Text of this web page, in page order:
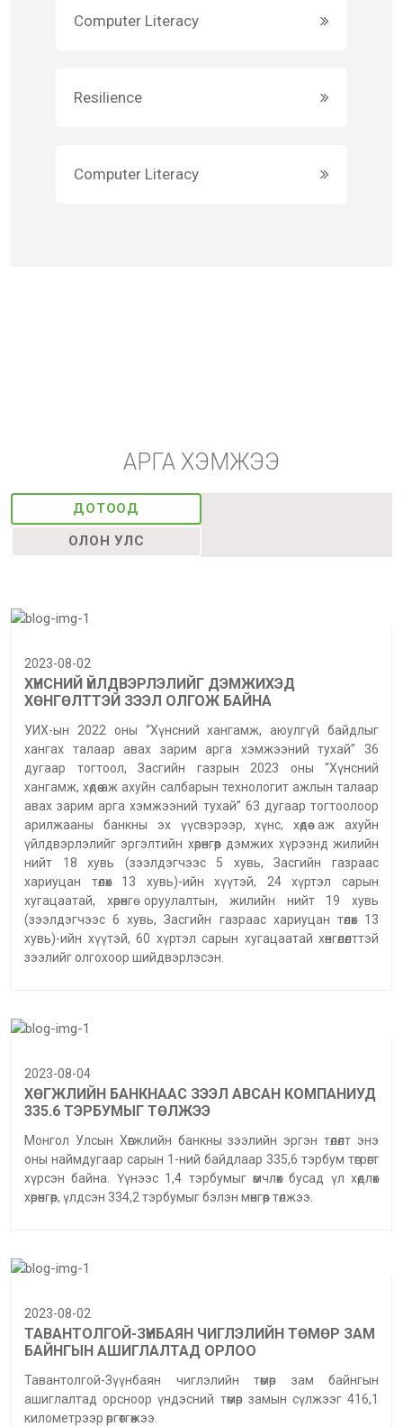
Computer Literacy
Resilience
Computer Literacy
АРГА ХЭМЖЭЭ
ДОТООД
ОЛОН УЛС
2023-08-02
ХҮНСНИЙ ҮЙЛДВЭРЛЭЛИЙГ ДЭМЖИХЭД
ХӨНГӨЛТТЭЙ ЗЭЭЛ ОЛГОЖ БАЙНА
УИХ-ын 2022 оны “Хүнсний хангамж, аюулгүй байдлыг
хангах талаар авах зарим арга хэмжээний тухай” 36
дугаар тогтоол, Засгийн газрын 2023 оны “Хүнсний
хангамж, хөдөө аж ахуйн салбарын технологит ажлын талаар
авах зарим арга хэмжээний тухай” 63 дугаар тогтоолоор
арилжааны банкны эх үүсвэрээр, хүнс, хөдөө аж ахуйн
үйлдвэрлэлийг эргэлтийн хөрөнгөөр дэмжих хүрээнд жилийн
нийт 18 хувь (зээлдэгчээс 5 хувь, Засгийн газраас
хариуцан төлөх 13 хувь)-ийн хүүтэй, 24 хүртэл сарын
хугацаатай, хөрөнгө оруулалтын, жилийн нийт 19 хувь
(зээлдэгчээс 6 хувь, Засгийн газраас хариуцан төлөх 13
хувь)-ийн хүүтэй, 60 хүртэл сарын хугацаатай хөнгөлөлттэй
зээлийг олгохоор шийдвэрлэсэн.
2023-08-04
ХӨГЖЛИЙН БАНКНААС ЗЭЭЛ АВСАН КОМПАНИУД
335.6 ТЭРБУМЫГ ТӨЛЖЭЭ
Монгол Улсын Хөгжлийн банкны зээлийн эргэн төлөлт энэ
оны наймдугаар сарын 1-ний байдлаар 335,6 тэрбум төгрөгт
хүрсэн байна. Үүнээс 1,4 тэрбумыг өмчлөх бусад үл хөдлөх
хөрөнгөөр, үлдсэн 334,2 тэрбумыг бэлэн мөнгөөр төлжээ.
2023-08-02
ТАВАНТОЛГОЙ-ЗҮҮНБАЯН ЧИГЛЭЛИЙН ТӨМӨР ЗАМ
БАЙНГЫН АШИГЛАЛТАД ОРЛОО
Тавантолгой-Зүүнбаян чиглэлийн төмөр зам байнгын
ашиглалтад орсноор үндэсний төмөр замын сүлжээг 416,1
километрээр өргөтгөжээ.